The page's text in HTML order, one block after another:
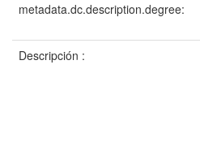
metadata.dc.description.degree:
Descripción :